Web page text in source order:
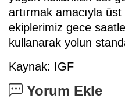
artırmak amacıyla
ekiplerimiz gece
kullanarak yolun
Kaynak: IGF
Yorum Ekle